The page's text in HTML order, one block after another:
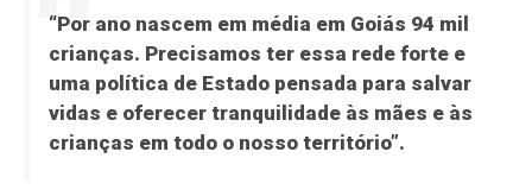
“Por ano nascem em média em Goiás 94 mil
crianças. Precisamos ter essa rede forte e
uma política de Estado pensada para salvar
vidas e oferecer tranquilidade às mães e às
crianças em todo o nosso território”.